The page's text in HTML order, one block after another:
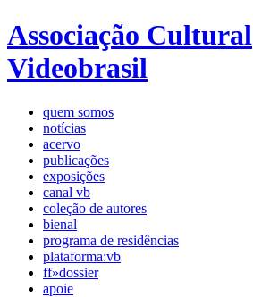
Associação Cultural
Videobrasil
quem somos
notícias
acervo
publicações
exposições
canal vb
coleção de autores
bienal
programa de residências
plataforma:vb
ff»dossier
apoie